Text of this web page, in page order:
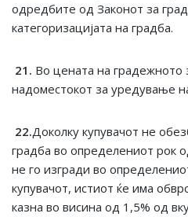
одредбите од Законот за
категоризацијата на градба.
21. Во цената на градежното
надоместокот за уредување
22.Доколку купувачот не
градба во определениот рок
не го изгради во
купувачот, истиот ќе има
казна во висина од 1,5% од